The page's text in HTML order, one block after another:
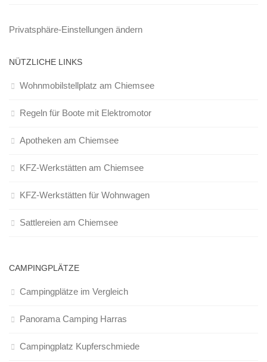
Privatsphäre-Einstellungen ändern
NÜTZLICHE LINKS
Wohnmobilstellplatz am Chiemsee
Regeln für Boote mit Elektromotor
Apotheken am Chiemsee
KFZ-Werkstätten am Chiemsee
KFZ-Werkstätten für Wohnwagen
Sattlereien am Chiemsee
CAMPINGPLÄTZE
Campingplätze im Vergleich
Panorama Camping Harras
Campingplatz Kupferschmiede